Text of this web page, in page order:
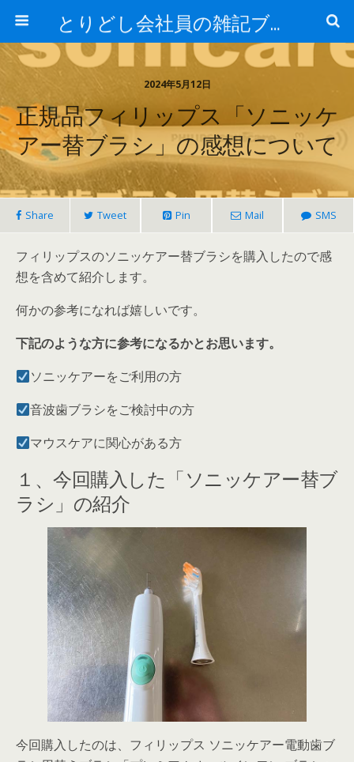
とりどし会社員の雑記ブログ
2024年5月12日
正規品フィリップス「ソニッケ
アー替ブラシ」の感想について
Share Tweet Pin Mail SMS
フィリップスのソニッケアー替ブラシを購入したので感
想を含めて紹介します。
何かの参考になれば嬉しいです。
下記のような方に参考になるかとお思います。
ソニッケアーをご利用の方
音波歯ブラシをご検討中の方
マウスケアに関心がある方
１、今回購入した「ソニッケアー替ブ
ラシ」の紹介
今回購入したのは、フィリップス ソニッケアー電動歯ブ